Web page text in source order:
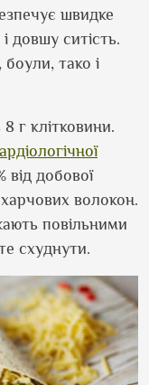
швидке
довшу ситість.
боули, тако і
8 г клітковини.
від добової
волокон.
повільними
схуднути.